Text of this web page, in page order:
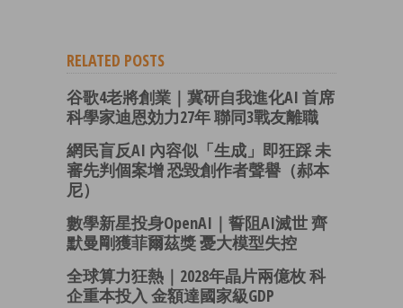
RELATED POSTS
谷歌4老將創業｜冀研自我進化AI 首席
科學家迪恩効力27年 聯同3戰友離職
網民盲反AI 內容似「生成」即狂踩 未
審先判個案增 恐毀創作者聲譽（郝本
尼）
數學新星投身OpenAI｜誓阻AI滅世 齊
默曼剛獲菲爾茲獎 憂大模型失控
全球算力狂熱｜2028年晶片兩億枚 科
企重本投入 金額達國家級GDP